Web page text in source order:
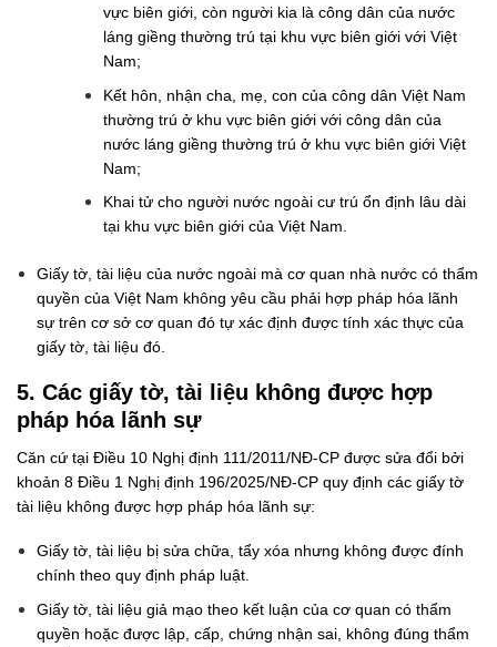
vực biên giới, còn người kia là công dân của nước
láng giềng thường trú tại khu vực biên giới với Việt
Nam;
Kết hôn, nhận cha, mẹ, con của công dân Việt Nam
thường trú ở khu vực biên giới với công dân của
nước láng giềng thường trú ở khu vực biên giới Việt
Nam;
Khai tử cho người nước ngoài cư trú ổn định lâu dài
tại khu vực biên giới của Việt Nam.
Giấy tờ, tài liệu của nước ngoài mà cơ quan nhà nước có thẩm
quyền của Việt Nam không yêu cầu phải hợp pháp hóa lãnh
sự trên cơ sở cơ quan đó tự xác định được tính xác thực của
giấy tờ, tài liệu đó.
5. Các giấy tờ, tài liệu không được hợp
pháp hóa lãnh sự
Căn cứ tại Điều 10 Nghị định 111/2011/NĐ-CP được sửa đổi bởi
khoản 8 Điều 1 Nghị định 196/2025/NĐ-CP quy định các giấy tờ
tài liệu không được hợp pháp hóa lãnh sự:
Giấy tờ, tài liệu bị sửa chữa, tẩy xóa nhưng không được đính
chính theo quy định pháp luật.
Giấy tờ, tài liệu giả mạo theo kết luận của cơ quan có thẩm
quyền hoặc được lập, cấp, chứng nhận sai, không đúng thẩm